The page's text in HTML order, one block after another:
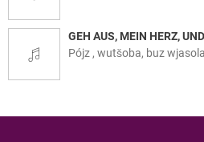
GEH AUS, MEIN HERZ,
Pójz , wutšoba, buz wjasola